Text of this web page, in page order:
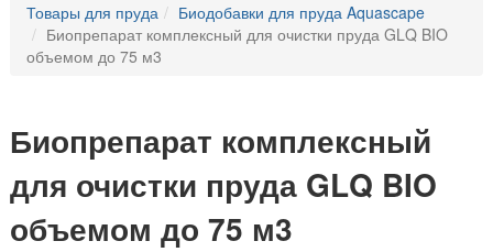
Товары для пруда
Биодобавки для пруда Aquascape
Биопрепарат комплексный для очистки пруда GLQ BIO
объемом до 75 м3
Биопрепарат комплексный
для очистки пруда GLQ BIO
объемом до 75 м3